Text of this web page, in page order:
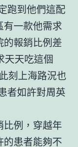
跑到他們這配
一款他需求
報銷比例差
天天吃這個
刻上海路況也
者如許對周英
例，穿越年
患者能夠不